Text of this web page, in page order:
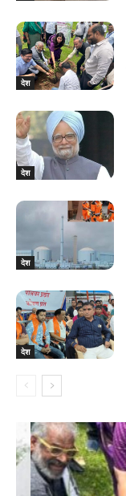
देश
देश
देश
देश